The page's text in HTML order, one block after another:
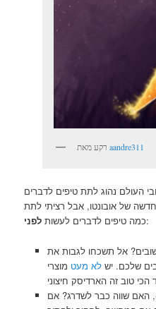
aandre311
העולם נהוג לתת טיפים לדברים
של אובונטו, אבל רציתי לתת
כמה טיפים לדברים לעשות לפני :
אל תשכחו לגבות את
שלכם. ישלא מעט מוצרי cloud חינמיים
שווה כבר לשדרג? אם